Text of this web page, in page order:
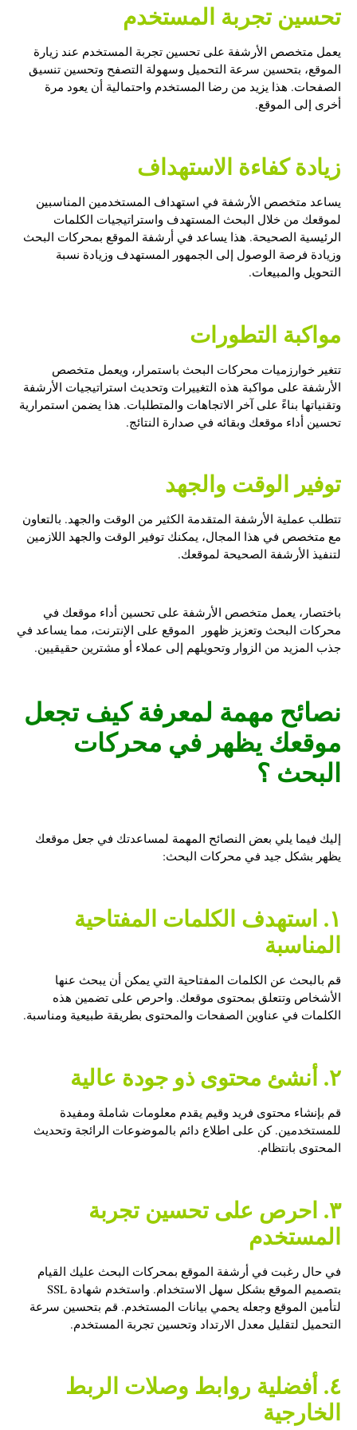
تحسين تجربة المستخدم
يعمل متخصص الأرشفة على تحسين تجربة المستخدم عند زيارة
الموقع، بتحسين سرعة التحميل وسهولة التصفح وتحسين تنسيق
الصفحات. هذا يزيد من رضا المستخدم واحتمالية أن يعود مرة
أخرى إلى الموقع.
زيادة كفاءة الاستهداف
يساعد متخصص الأرشفة في استهداف المستخدمين المناسبين
لموقعك من خلال البحث المستهدف واستراتيجيات الكلمات
الرئيسية الصحيحة. هذا يساعد في أرشفة الموقع بمحركات البحث
وزيادة فرصة الوصول إلى الجمهور المستهدف وزيادة نسبة
التحويل والمبيعات.
مواكبة التطورات
تتغير خوارزميات محركات البحث باستمرار، ويعمل متخصص
الأرشفة على مواكبة هذه التغييرات وتحديث استراتيجيات الأرشفة
وتقنياتها بناءً على آخر الاتجاهات والمتطلبات. هذا يضمن استمرارية
تحسين أداء موقعك وبقائه في صدارة النتائج.
توفير الوقت والجهد
تتطلب عملية الأرشفة المتقدمة الكثير من الوقت والجهد. بالتعاون
مع متخصص في هذا المجال، يمكنك توفير الوقت والجهد اللازمين
لتنفيذ الأرشفة الصحيحة لموقعك.
باختصار، يعمل متخصص الأرشفة على تحسين أداء موقعك في
محركات البحث وتعزيز ظهور الموقع على الإنترنت، مما يساعد في
جذب المزيد من الزوار وتحويلهم إلى عملاء أو مشترين حقيقيين.
نصائح مهمة لمعرفة كيف تجعل
موقعك يظهر في محركات
البحث ؟
إليك فيما يلي بعض النصائح المهمة لمساعدتك في جعل موقعك
يظهر بشكل جيد في محركات البحث:
١. استهدف الكلمات المفتاحية
المناسبة
قم بالبحث عن الكلمات المفتاحية التي يمكن أن يبحث عنها
الأشخاص وتتعلق بمحتوى موقعك. واحرص على تضمين هذه
الكلمات في عناوين الصفحات والمحتوى بطريقة طبيعية ومناسبة.
٢. أنشئ محتوى ذو جودة عالية
قم بإنشاء محتوى فريد وقيم يقدم معلومات شاملة ومفيدة
للمستخدمين. كن على اطلاع دائم بالموضوعات الرائجة وتحديث
المحتوى بانتظام.
٣. احرص على تحسين تجربة
المستخدم
في حال رغبت في أرشفة الموقع بمحركات البحث عليك القيام
بتصميم الموقع بشكل سهل الاستخدام. واستخدم شهادة SSL
لتأمين الموقع وجعله يحمي بيانات المستخدم. قم بتحسين سرعة
التحميل لتقليل معدل الارتداد وتحسين تجربة المستخدم.
٤. أفضلية روابط وصلات الربط
الخارجية